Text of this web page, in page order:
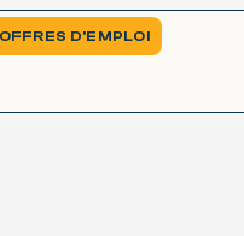
OFFRES D'EMPLOI